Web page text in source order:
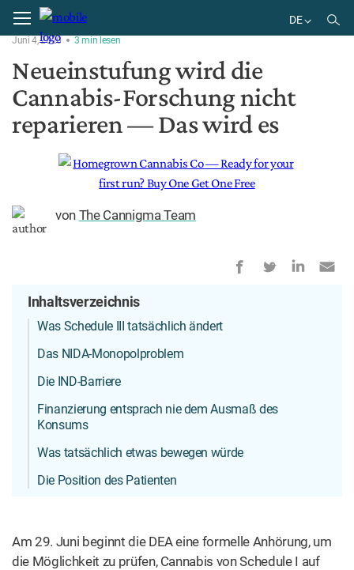
DE
Home Nachrichten
Juni 4, 2026 3 min lesen
Neueinstufung wird die
Cannabis-Forschung nicht
reparieren — Das wird es
von The Cannigma Team
Inhaltsverzeichnis
Was Schedule III tatsächlich ändert
Das NIDA-Monopolproblem
Die IND-Barriere
Finanzierung entsprach nie dem Ausmaß des
Konsums
Was tatsächlich etwas bewegen würde
Die Position des Patienten
Am 29. Juni beginnt die DEA eine formelle Anhörung, um
die Möglichkeit zu prüfen, Cannabis von Schedule I auf